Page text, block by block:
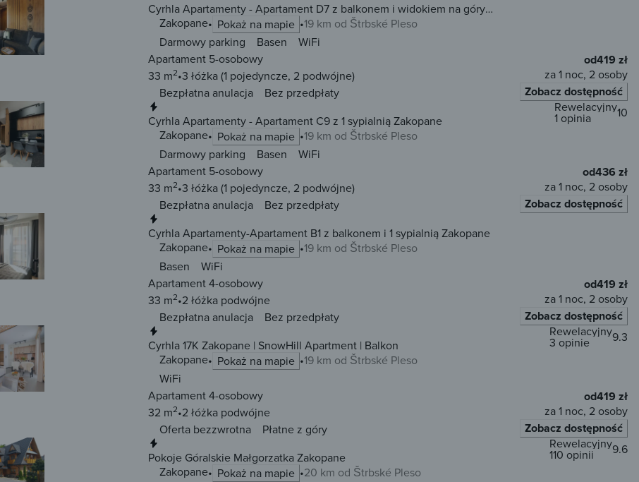
Cyrhla Apartamenty - Apartament D7 z balkonem i widokiem na góry
Zakopane
Zakopane Pokaż na mapie
19 km od Štrbské Pleso
Darmowy parking
Basen
WiFi
Apartament 5-osobowy
33 m2 3 łóżka(1 pojedyncze, 2 podwójne)
Bezpłatna anulacja
Bez przedpłaty
od419 zł
za 1 noc, 2 osoby
Zobacz dostępność
Cyrhla Apartamenty - Apartament C9 z 1 sypialnią Zakopane
Zakopane
Pokaż na mapie 19 km od Štrbské Pleso
10
Rewelacyjny
1 opinia
Darmowy parking Basen
WiFi
Apartament 5-osobowy
33 m2 3 łóżka(1 pojedyncze, 2 podwójne)
Bezpłatna anulacja
Bez przedpłaty
od436 zł
za 1 noc, 2 osoby
Zobacz dostępność
Cyrhla Apartamenty-Apartament B1 z balkonem i 1 sypialnią Zakopane
Zakopane
Pokaż na mapie
19 km od Štrbské Pleso
Basen
WiFi
Apartament 4-osobowy
33 m2 2 łóżka podwójne
Bezpłatna anulacja
Bez przedpłaty
od419 zł
za 1 noc, 2 osoby
Zobacz dostępność
Cyrhla 17K Zakopane | SnowHill Apartment | Balkon
Zakopane
Pokaż na mapie 19 km od Štrbské Pleso
9.3
Rewelacyjny
3 opinie
WiFi
Apartament 4-osobowy
32 m2 2 łóżka podwójne
Oferta bezzwrotna
Płatne z góry
od419 zł
za 1 noc, 2 osoby
Zobacz dostępność
Pokoje Góralskie Małgorzatka Zakopane
Zakopane
Pokaż na mapie 20 km od Štrbské Pleso
9.6
Rewelacyjny
110 opinii